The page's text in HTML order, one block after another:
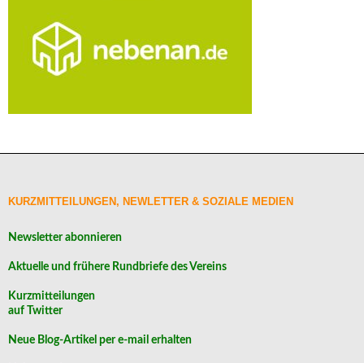
KURZMITTEILUNGEN, NEWLETTER & SOZIALE MEDIEN
Newsletter abonnieren
Aktuelle und frühere Rundbriefe des Vereins
Kurzmitteilungen
auf Twitter
Neue Blog-Artikel per e-mail erhalten